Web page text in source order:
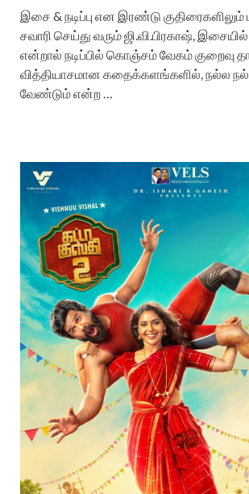
இசை & நடிப்பு என இரண்டு
சவாரி செய்து வரும் ஜி.வி.பிரகாஷ், இசையில்
என்றால் நடிப்பில் கொஞ்சம் வேகம் குறைவு
வித்தியாசமான கதைக்களங்களில், நல்ல
வேண்டும் என்ற …